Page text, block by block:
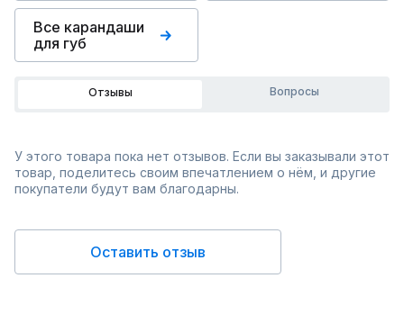
Все карандаши
для губ
Отзывы Вопросы
У этого товара пока нет отзывов. Если вы заказывали этот
товар, поделитесь своим впечатлением о нём, и другие
покупатели будут вам благодарны.
Оставить отзыв